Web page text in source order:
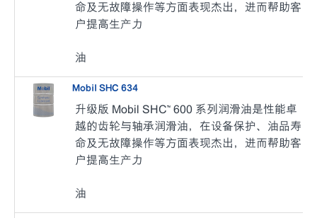
命及无故障操作等方面表现杰出，进而帮助客
户提高生产力
油
Mobil SHC 634
升级版 Mobil SHC™ 600 系列润滑油是性能卓
越的齿轮与轴承润滑油，在设备保护、油品寿
命及无故障操作等方面表现杰出，进而帮助客
户提高生产力
油